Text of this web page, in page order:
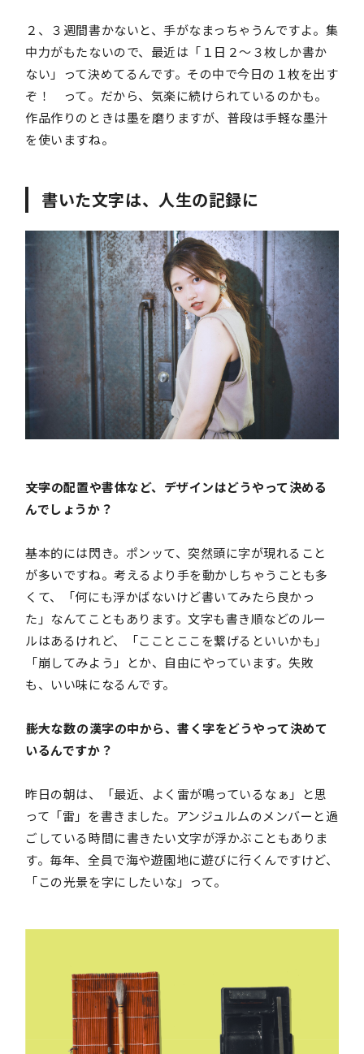
２、３週間書かないと、手がなまっちゃうんですよ。集
中力がもたないので、最近は「１日２〜３枚しか書か
ない」って決めてるんです。その中で今日の１枚を出す
ぞ！ って。だから、気楽に続けられているのかも。
作品作りのときは墨を磨りますが、普段は手軽な墨汁
を使いますね。
書いた文字は、人生の記録に
――文字の配置や書体など、デザインはどうやって決める
んでしょうか？
基本的には閃き。ポンッて、突然頭に字が現れること
が多いですね。考えるより手を動かしちゃうことも多
くて、「何にも浮かばないけど書いてみたら良かっ
た」なんてこともあります。文字も書き順などのルー
ルはあるけれど、「こことここを繋げるといいかも」
「崩してみよう」とか、自由にやっています。失敗
も、いい味になるんです。
――膨大な数の漢字の中から、書く字をどうやって決めて
いるんですか？
昨日の朝は、「最近、よく雷が鳴っているなぁ」と思
って「雷」を書きました。アンジュルムのメンバーと過
ごしている時間に書きたい文字が浮かぶこともありま
す。毎年、全員で海や遊園地に遊びに行くんですけど、
「この光景を字にしたいな」って。